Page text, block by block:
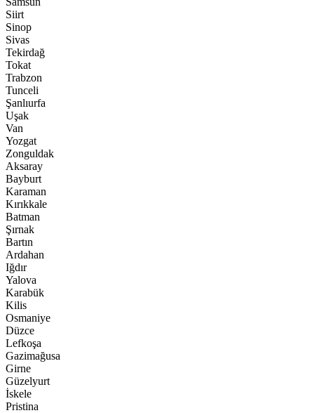
Siirt
Sinop
Sivas
Tekirdağ
Tokat
Trabzon
Tunceli
Şanlıurfa
Uşak
Van
Yozgat
Zonguldak
Aksaray
Bayburt
Karaman
Kırıkkale
Batman
Şırnak
Bartın
Ardahan
Iğdır
Yalova
Karabük
Kilis
Osmaniye
Düzce
Lefkoşa
Gazimağusa
Girne
Güzelyurt
İskele
Pristina